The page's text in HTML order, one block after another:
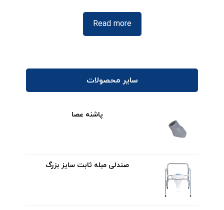
Read more
سایر محصولات
پاشنه عصا
صندلی مبله ثابت سایز بزرگ